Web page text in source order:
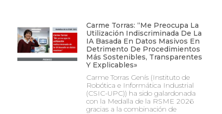
Carme Torras: “Me Preocupa La
Utilización Indiscriminada De La
IA Basada En Datos Masivos En
Detrimento De Procedimientos
Más Sostenibles, Transparentes
Y Explicables»
Carme Torras Genís (Instituto de
Robótica e Informática Industrial
(CSIC-UPC)) ha sido galardonada
con la Medalla de la RSME 2026
gracias a la combinación de